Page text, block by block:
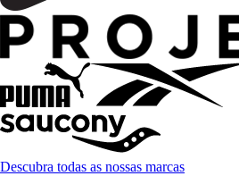
Descubra todas as nossas marcas